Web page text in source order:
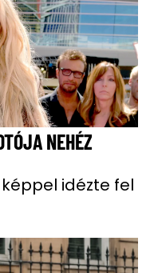
NEHÉZ
idézte fel